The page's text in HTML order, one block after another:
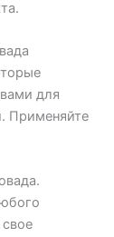
для
Применяйте